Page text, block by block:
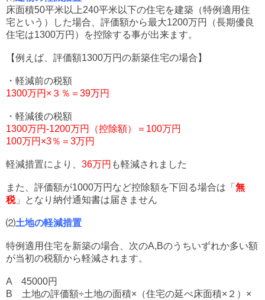
床面積50平米以上240平米以下の住宅を建築（特例適用住
宅という）した場合、評価額から最大1200万円（長期優良
住宅は1300万円）を控除する事が出来ます。
【例えば、評価額1300万円の新築住宅の場合】
・軽減前の税額
1300万円×３％＝39万円
・軽減後の税額
1300万円-1200万円（控除額）＝100万円
100万円×3％＝3万円
軽減措置により、 36万円 も軽減されました
また、評価額が1000万円など控除額を下回る場合は「 無
税」となり納付通知書は届きません
⑵土地の軽減措置
特例適用住宅を新築の場合、次のA,Bのうちいずれか多い額
が当初の税額から軽減されます。
A 45000円
B 土地の評価額÷土地の面積×（住宅の延べ床面積×２）×